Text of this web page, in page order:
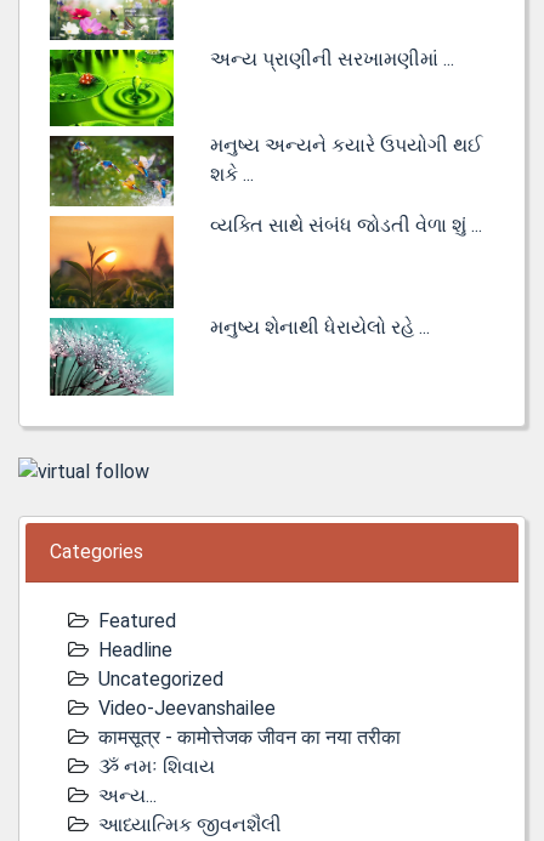
અન્ય પ્રાણીની સરખામણીમાં ...
મનુષ્ય અન્યને કયારે ઉપયોગી થઈ
શકે ...
વ્યક્તિ સાથે સંબંધ જોડતી વેળા શું ...
મનુષ્ય શેનાથી ધેરાયેલો રહે ...
Categories
Featured
Headline
Uncategorized
Video-Jeevanshailee
कामसूत्र - कामोत्तेजक जीवन का नया तरीका
ૐ નમઃ શિવાય
અન્ય...
આધ્યાત્મિક જીવનશૈલી